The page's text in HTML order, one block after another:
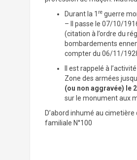
Durant la 1 reguerre
– Il passe le 07/10/
(citation à l’ordre du
bombardements
compter du 06/11/
Il est rappelé à
Zone des armées
(ou non aggravée) le
sur le monument aux
D’abord inhumé au
familiale N°100